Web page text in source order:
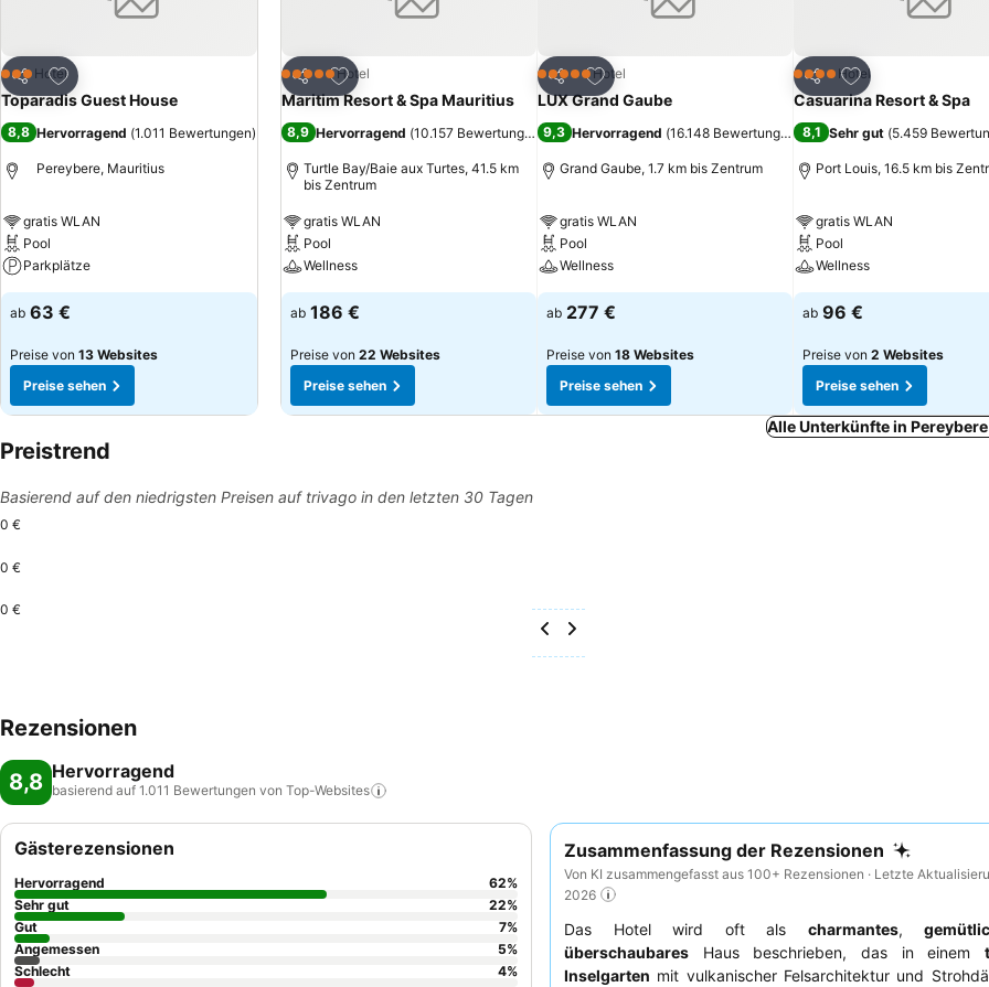
Teilen
Zu Favoriten hinzufügen
3 SterneHotel
Toparadis Guest House
8,8 Hervorragend (1.011 Bewertungen)
Pereybere, Mauritius
gratis WLAN
Pool
Parkplätze
ab 63 €
Preise von 13 Websites
Preise sehen
Teilen
Zu Favoriten hinzufügen
5 Sterne Hotel
Maritim Resort & Spa Mauritius
8,9 Hervorragend (10.157 Bewertungen )
Turtle Bay/Baie aux Turtes, 41.5 km
bis Zentrum
gratis WLAN
Pool
Wellness
ab 186 €
Preise von 22 Websites
Preise sehen
Teilen
Zu Favoriten hinzufügen
5 Sterne Hotel
LUX Grand Gaube
9,3 Hervorragend (16.148 Bewertungen
Grand Gaube, 1.7 km bis Zentrum
gratis WLAN
Pool
Wellness
ab 277 €
Preise von 18 Websites
Preise sehen
Teilen
Zu Favoriten
4 SterneHotel
Casuarina Resort & Spa
8,1 Sehr gut (5.459
Port Louis, 16.5 km bis
gratis WLAN
Pool
Wellness
ab 96 €
Preise von 2 Websites
Preise sehen
Alle Unterkünfte in
Preistrend
Basierend auf den niedrigsten Preisen auf trivago in den letzten 30 Tagen
0 €
0 €
0 €
Rezensionen
8,8 Hervorragend
basierend auf 1.011 Bewertungen von Top-Websites
Zusammenfassung der Rezensionen
Von KI zusammengefasst aus 100+ Rezensionen · Letzte
2026
Das Hotel wird oft als charmantes,
überschaubares Haus beschrieben, das in einem
Inselgarten mit vulkanischer Felsarchitektur und
Gästerezensionen
Hervorragend 62%
Sehr gut
22%
Gut
7%
Angemessen
5%
Schlecht
4%